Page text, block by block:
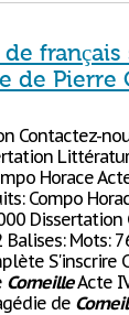
français
de
Contactez-
Horace
Compo
Dissertation
Mots:
S'inscrire
CorneilleActe
de